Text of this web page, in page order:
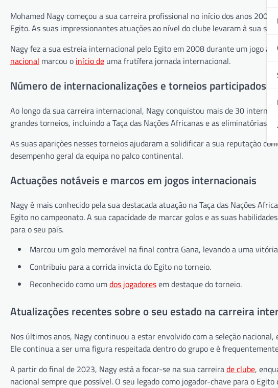
Mohamed Nagy começou a sua carreira profissional no início dos anos
Egito. As suas impressionantes atuações ao nível do clube levaram à sua
Nagy fez a sua estreia internacional pelo Egito em 2008 durante um jogo
nacional marcou o início de uma frutífera jornada internacional.
Número de internacionalizações e torneios participados
Ao longo da sua carreira internacional, Nagy conquistou mais de 30
grandes torneios, incluindo a Taça das Nações Africanas e as eliminatórias
As suas aparições nesses torneios ajudaram a solidificar a sua reputação
desempenho geral da equipa no palco continental.
Actuações notáveis e marcos em jogos internacionais
Nagy é mais conhecido pela sua destacada atuação na Taça das Nações
Egito no campeonato. A sua capacidade de marcar golos e as suas
para o seu país.
Marcou um golo memorável na final contra Gana, levando a uma
Contribuiu para a corrida invicta do Egito no torneio.
Reconhecido como umdos jogadoresem destaque do torneio.
Atualizações recentes sobre o seu estado na carreira
Nos últimos anos, Nagy continuou a estar envolvido com a seleção
Ele continua a ser uma figura respeitada dentro do grupo e é
A partir do final de 2023, Nagy está a focar-se na sua carreirade clube,
nacional sempre que possível. O seu legado como jogador-chave para o